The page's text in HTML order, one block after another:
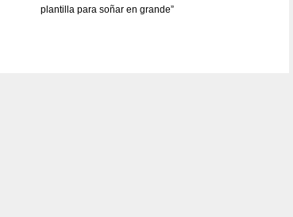
plantilla para soñar en grande”